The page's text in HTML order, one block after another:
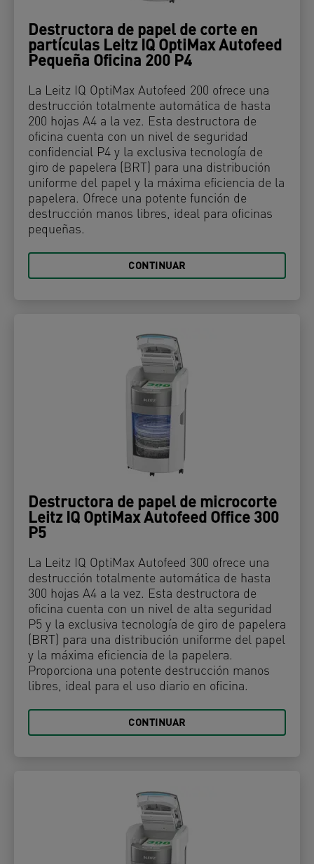
Destructora de papel de corte en
partículas Leitz IQ OptiMax Autofeed
Pequeña Oficina 200 P4
La Leitz IQ OptiMax Autofeed 200 ofrece una
destrucción totalmente automática de hasta
200 hojas A4 a la vez. Esta destructora de
oficina cuenta con un nivel de seguridad
confidencial P4 y la exclusiva tecnología de
giro de papelera (BRT) para una distribución
uniforme del papel y la máxima eficiencia de la
papelera. Ofrece una potente función de
destrucción manos libres, ideal para oficinas
pequeñas.
CONTINUAR
Destructora de papel de microcorte
Leitz IQ OptiMax Autofeed Office 300
P5
La Leitz IQ OptiMax Autofeed 300 ofrece una
destrucción totalmente automática de hasta
300 hojas A4 a la vez. Esta destructora de
oficina cuenta con un nivel de alta seguridad
P5 y la exclusiva tecnología de giro de papelera
(BRT) para una distribución uniforme del papel
y la máxima eficiencia de la papelera.
Proporciona una potente destrucción manos
libres, ideal para el uso diario en oficina.
CONTINUAR